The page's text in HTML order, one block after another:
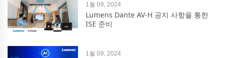
1월 09, 2024
Lumens Dante AV-H 공지 사항을 통한
ISE 준비
1월 09, 2024